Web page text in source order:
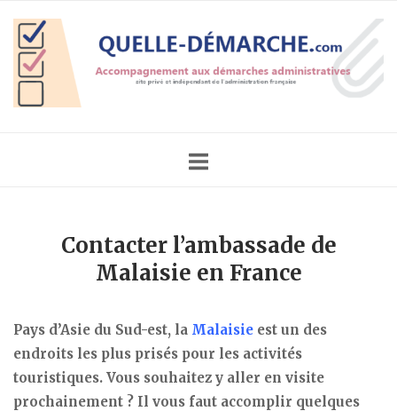
content
Home
Contacter l’ambassade de
Malaisie en France
Pays d’Asie du Sud-est, la Malaisie est un des
endroits les plus prisés pour les activités
touristiques. Vous souhaitez y aller en visite
prochainement ? Il vous faut accomplir quelques